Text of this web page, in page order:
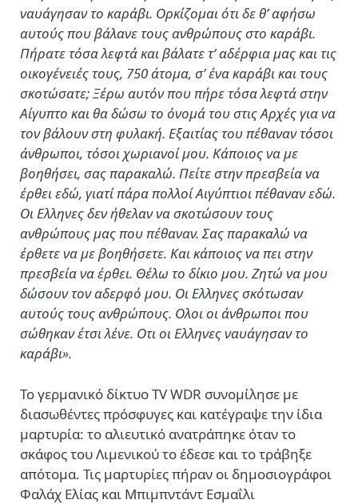
ναυάγησαν το καράβι. Ορκίζομαι ότι δε θ’ αφήσω
αυτούς που βάλανε τους ανθρώπους στο καράβι.
Πήρατε τόσα λεφτά και βάλατε τ’ αδέρφια μας και τις
οικογένειές τους, 750 άτομα, σ’ ένα καράβι και τους
σκοτώσατε; Ξέρω αυτόν που πήρε τόσα λεφτά στην
Αίγυπτο και θα δώσω το όνομά του στις Αρχές για να
τον βάλουν στη φυλακή. Εξαιτίας του πέθαναν τόσοι
άνθρωποι, τόσοι χωριανοί μου. Κάποιος να με
βοηθήσει, σας παρακαλώ. Πείτε στην πρεσβεία να
έρθει εδώ, γιατί πάρα πολλοί Αιγύπτιοι πέθαναν εδώ.
Οι Ελληνες δεν ήθελαν να σκοτώσουν τους
ανθρώπους μας που πέθαναν. Σας παρακαλώ να
έρθετε να με βοηθήσετε. Και κάποιος να πει στην
πρεσβεία να έρθει. Θέλω το δίκιο μου. Ζητώ να μου
δώσουν τον αδερφό μου. Οι Ελληνες σκότωσαν
αυτούς τους ανθρώπους. Ολοι οι άνθρωποι που
σώθηκαν έτσι λένε. Οτι οι Ελληνες ναυάγησαν το
καράβι».
Το γερμανικό δίκτυο ΤV WDR συνομίλησε με
διασωθέντες πρόσφυγες και κατέγραψε την ίδια
μαρτυρία: το αλιευτικό ανατράπηκε όταν το
σκάφος του Λιμενικού το έδεσε και το τράβηξε
απότομα. Τις μαρτυρίες πήραν οι δημοσιογράφοι
Φαλάχ Ελίας και Μπιμπντάντ Εσμαΐλι